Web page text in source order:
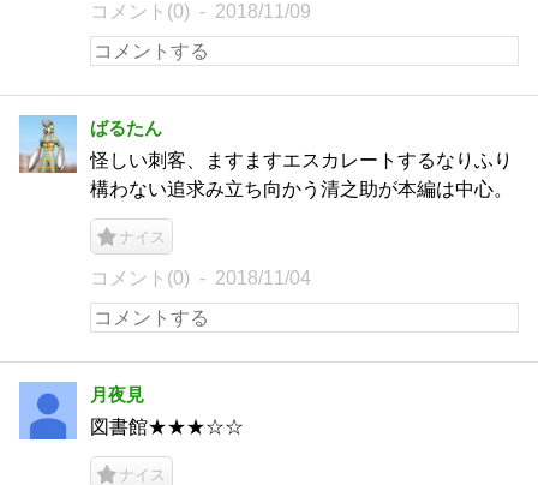
コメント(0) 2018/11/09
ばるたん
怪しい刺客、ますますエスカレートするなりふり
構わない追求み立ち向かう清之助が本編は中心。
ナイス
コメント(0) 2018/11/04
月夜見
図書館★★★☆☆
ナイス